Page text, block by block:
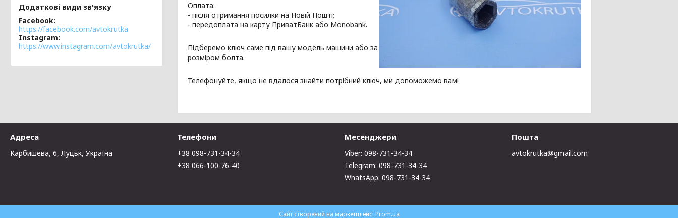
Оплата:
- після отримання посилки на Новій Пошті;
- передоплата на карту ПриватБанк або Monobank.
Підберемо ключ саме під вашу модель машини або за
розміром болта.
Телефонуйте, якщо не вдалося знайти потрібний ключ, ми допоможемо вам!
Facebook
https://facebook.com/avtokrutka
Instagram
https://www.instagram.com/avtokrutka/
Адреса
Карбишева, 6, Луцьк, Україна
Телефони
+38 098-731-34-34
+38 066-100-76-40
Месенджери
Viber: 098-731-34-34
Telegram: 098-731-34-34
WhatsApp: 098-731-34-34
Пошта
avtokrutka@gmail.com
Сайт створений на маркетплейсі Prom.ua